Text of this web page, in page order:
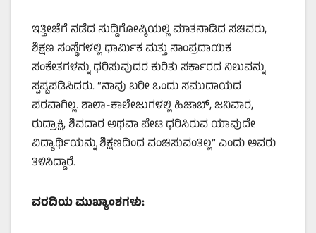
ಇತ್ತೀಚೆಗೆ ನಡೆದ ಸುದ್ದಿಗೋಷ್ಠಿಯಲ್ಲಿ ಮಾತನಾಡಿದ ಸಚಿವರು,
ಶಿಕ್ಷಣ ಸಂಸ್ಥೆಗಳಲ್ಲಿ ಧಾರ್ಮಿಕ ಮತ್ತು ಸಾಂಪ್ರದಾಯಿಕ
ಸಂಕೇತಗಳನ್ನು ಧರಿಸುವುದರ ಕುರಿತು ಸರ್ಕಾರದ ನಿಲುವನ್ನು
ಸ್ಪಷ್ಟಪಡಿಸಿದರು. “ನಾವು ಬರೀ ಒಂದು ಸಮುದಾಯದ
ಪರವಾಗಿಲ್ಲ. ಶಾಲಾ-ಕಾಲೇಜುಗಳಲ್ಲಿ ಹಿಜಾಬ್‌, ಜನಿವಾರ,
ರುದ್ರಾಕ್ಷಿ, ಶಿವದಾರ ಅಥವಾ ಪೇಟ ಧರಿಸಿರುವ ಯಾವುದೇ
ವಿದ್ಯಾರ್ಥಿಯನ್ನು ಶಿಕ್ಷಣದಿಂದ ವಂಚಿಸುವಂತಿಲ್ಲ” ಎಂದು ಅವರು
ತಿಳಿಸಿದ್ದಾರೆ.
ವರದಿಯ ಮುಖ್ಯಾಂಶಗಳು: